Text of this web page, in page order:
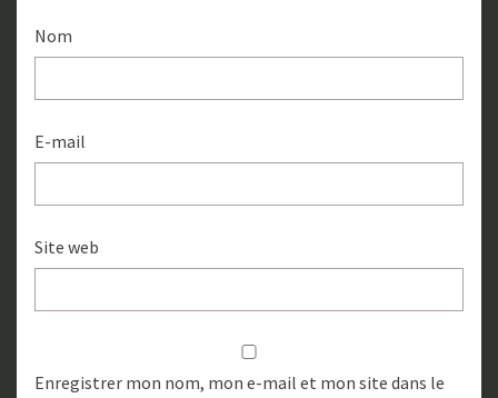
Nom
E-mail
Site web
Enregistrer mon nom, mon e-mail et mon site dans le